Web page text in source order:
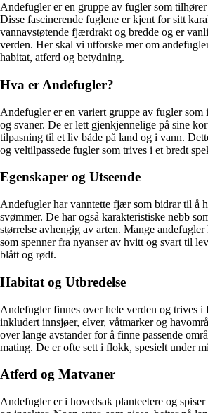
Andefugler er en gruppe av fugler som
Disse fascinerende fuglene er kjent for sitt
vannavstøtende fjærdrakt og bredde og er
verden. Her skal vi utforske mer om
habitat, atferd og betydning.
Hva er Andefugler?
Andefugler er en variert gruppe av fugler som
og svaner. De er lett gjenkjennelige på sine
tilpasning til et liv både på land og i vann.
og veltilpassede fugler som trives i et bredt
Egenskaper og Utseende
Andefugler har vanntette fjær som bidrar til å
svømmer. De har også karakteristiske nebb
størrelse avhengig av arten. Mange
som spenner fra nyanser av hvitt og svart til
blått og rødt.
Habitat og Utbredelse
Andefugler finnes over hele verden og trives i
inkludert innsjøer, elver, våtmarker og
over lange avstander for å finne passende
mating. De er ofte sett i flokk, spesielt under
Atferd og Matvaner
Andefugler er i hovedsak planteetere og